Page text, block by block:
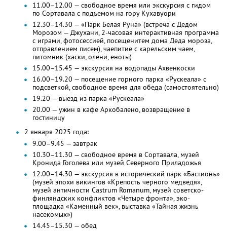
11.00–12.00 — свободное время или экскурсия с гидом
по Сортавала с подъемом на гору Кухавуори
12.30–14.30 — «Парк Белая Руна» (встреча с Дедом
Морозом — Джухани, 2-часовая интерактивная программа
с играми, фотосессией, посещенитем дома Деда мороза,
отправлением писем), чаепитие с карельским чаем,
питомник (хаски, олени, еноты)
15.00–15.45 — экскурсия на водопады Ахвенкоски
16.00–19.20 — посещение горного парка «Рускеала» с
подсветкой, свободное время для обеда (самостоятельно)
19.20 — выезд из парка «Рускеала»
20.00 — ужин в кафе Аркобалено, возвращение в
гостиницу
2 января 2025 года:
9.00–9.45 — завтрак
10.30–11.30 — свободное время в Сортавала, музей
Кронида Гоголева или музей Северного Приладожья
12.00–14.30 — экскурсия в исторический парк «Бастионъ»
(музей эпохи викингов «Крепость черного медведя»,
музей античности Castrum Romanum, музей советско-
финляндских конфликтов «Четыре фронта», эко-
площадка «Каменный век», выставка «Тайная жизнь
насекомых»)
14.45–15.30 — обед